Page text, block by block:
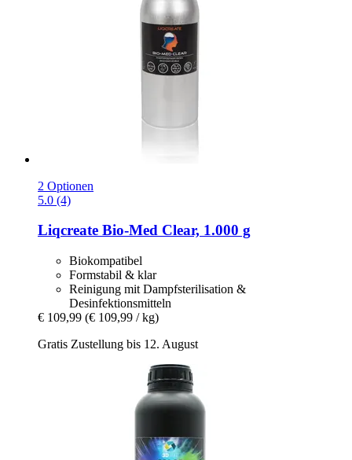
2 Optionen
5.0 (4)
Liqcreate Bio-​Med Clear, 1.000 g
Biokompatibel
Formstabil & klar
Reinigung mit Dampfsterilisation &
Desinfektionsmitteln
€ 109,99 (€ 109,99 / kg)
Gratis Zustellung bis 12. August